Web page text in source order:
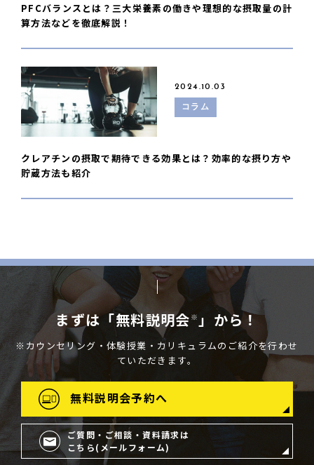
PFCバランスとは？三大栄養素の働きや理想的な摂取量の計
算方法などを徹底解説！
2024.10.03
コラム
クレアチンの摂取で期待できる効果とは？効率的な摂り方や
貯蔵方法も紹介
まずは「無料説明会 ※ 」から！
※カウンセリング・体験授業・カリキュラムのご紹介を行わせ
ていただきます。
無料説明会予約へ
ご質問・ご相談・資料請求は
こちら(メールフォーム)